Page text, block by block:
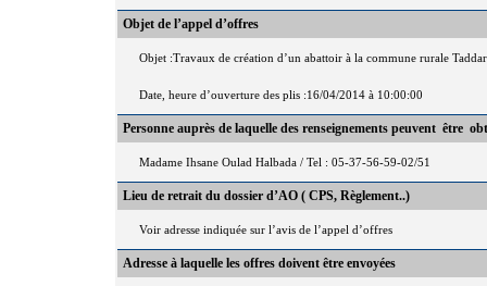
Objet de l’appel d’offres
Objet :Travaux de création d’un abattoir à la commune rurale
Date, heure d’ouverture des plis :16/04/2014 à 10:00:00
Personne auprès de laquelle des renseignements peuvent être
Madame Ihsane Oulad Halbada / Tel : 05-37-56-59-02/51
Lieu de retrait du dossier d’AO ( CPS, Règlement..)
Voir adresse indiquée sur l’avis de l’appel d’offres
Adresse à laquelle les offres doivent être envoyées